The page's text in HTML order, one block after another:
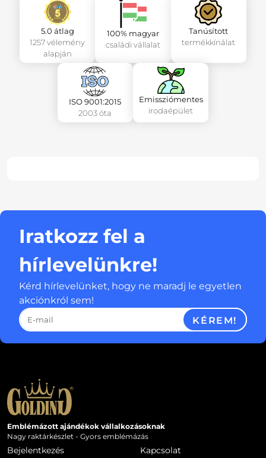
5.0 átlag
1257 vélemény
alapján
100% magyar
családi vállalat
Tanúsított
termékkínálat
ISO 9001:2015
2003 óta
Emissziómentes
irodaépület
Iratkozz fel a
hírlevelünkre!
Kérd hírlevelünket, hogy ne maradj le egyetlen
akciónkról sem!
KÉREM!
Emblémázott ajándékok vállalkozásoknak
Nagy raktárkészlet - Gyors emblémázás
Bejelentkezés Kapcsolat